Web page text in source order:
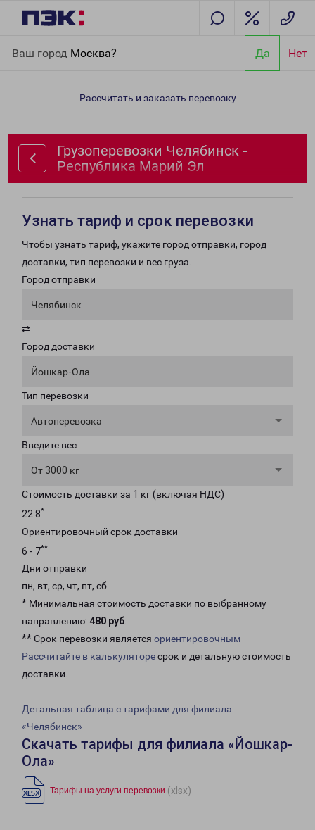
Ваш город Москва? Да Нет
Республика Марий Эл
Рассчитать и заказать перевозку
Грузоперевозки Челябинск -
Республика Марий Эл
Узнать тариф и срок перевозки
Чтобы узнать тариф, укажите город отправки, город
доставки, тип перевозки и вес груза.
Город отправки
Челябинск
⇄
Город доставки
Йошкар-Ола
Тип перевозки
Автоперевозка
Введите вес
От 3000 кг
Стоимость доставки за 1 кг (включая НДС)
22.8*
Ориентировочный срок доставки
6 - 7**
Дни отправки
пн, вт, ср, чт, пт, сб
* Минимальная стоимость доставки по выбранному
направлению: 480 руб.
** Срок перевозки является ориентировочным
Рассчитайте в калькуляторесрок и детальную стоимость
доставки.
Детальная таблица с тарифами для филиала
«Челябинск»
Скачать тарифы для филиала «Йошкар-
Ола»
Тарифы на услуги перевозки (xlsx)